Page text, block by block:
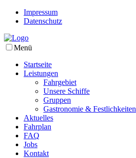
Impressum
Datenschutz
Menü
Startseite
Leistungen
Fahrgebiet
Unsere Schiffe
Gruppen
Gastronomie & Festlichkeiten
Aktuelles
Fahrplan
FAQ
Jobs
Kontakt